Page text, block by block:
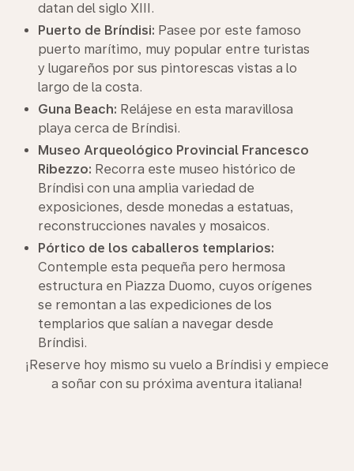
datan del siglo XIII.
Puerto de Bríndisi: Pasee por este famoso
puerto marítimo, muy popular entre turistas
y lugareños por sus pintorescas vistas a lo
largo de la costa.
Guna Beach: Relájese en esta maravillosa
playa cerca de Bríndisi.
Museo Arqueológico Provincial Francesco
Ribezzo: Recorra este museo histórico de
Bríndisi con una amplia variedad de
exposiciones, desde monedas a estatuas,
reconstrucciones navales y mosaicos.
Pórtico de los caballeros templarios:
Contemple esta pequeña pero hermosa
estructura en Piazza Duomo, cuyos orígenes
se remontan a las expediciones de los
templarios que salían a navegar desde
Bríndisi.
¡Reserve hoy mismo su vuelo a Bríndisi y empiece
a soñar con su próxima aventura italiana!